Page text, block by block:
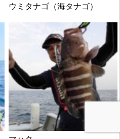
ウミタナゴ（海タナゴ）